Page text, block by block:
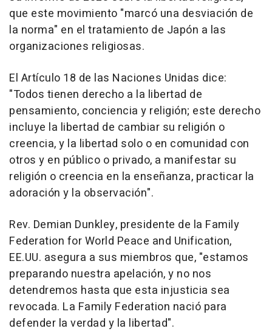
que este movimiento "marcó una desviación de
la norma" en el tratamiento de Japón a las
organizaciones religiosas.
El Artículo 18 de las Naciones Unidas dice:
"Todos tienen derecho a la libertad de
pensamiento, conciencia y religión; este derecho
incluye la libertad de cambiar su religión o
creencia, y la libertad solo o en comunidad con
otros y en público o privado, a manifestar su
religión o creencia en la enseñanza, practicar la
adoración y la observación".
Rev. Demian Dunkley, presidente de la Family
Federation for World Peace and Unification,
EE.UU. asegura a sus miembros que, "estamos
preparando nuestra apelación, y no nos
detendremos hasta que esta injusticia sea
revocada. La Family Federation nació para
defender la verdad y la libertad".